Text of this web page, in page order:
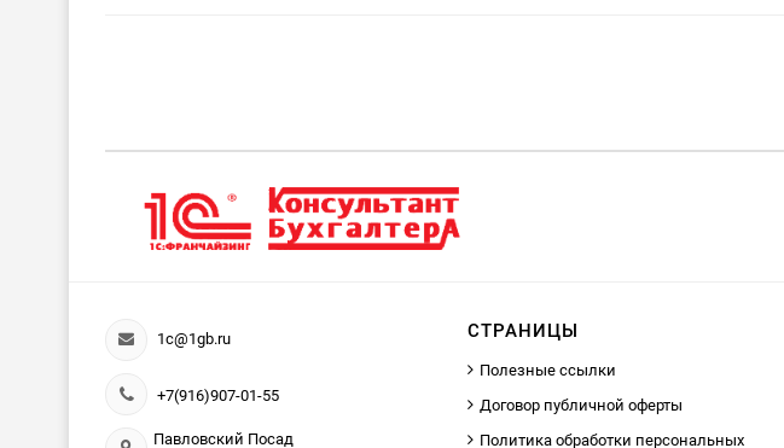
1c@1gb.ru
+7(916)907-01-55
Павловский Посад
СТРАНИЦЫ
Полезные ссылки
Договор публичной оферты
Политика обработки персональных